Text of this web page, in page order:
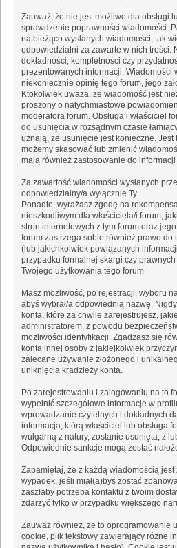
Zauważ, że nie jest możliwe dla obsługi
sprawdzenie poprawności wiadomości.
na bieżąco wysłanych wiadomości, tak
odpowiedzialni za zawarte w nich treści.
dokładności, kompletności czy
prezentowanych informacji. Wiadomości
niekoniecznie opinię tego forum, jego
Ktokolwiek uważa, że wiadomość jest
proszony o natychmiastowe
moderatora forum. Obsługa i właściciel
do usunięcia w rozsądnym czasie
uznają, że usunięcie jest konieczne. Jest
możemy skasować lub zmienić
mają również zastosowanie do
Za zawartość wiadomości wysłanych
odpowiedzialny/a wyłącznie Ty.
Ponadto, wyrażasz zgodę na
nieszkodliwym dla właściciela/i forum,
stron internetowych z tym forum oraz
forum zastrzega sobie również prawo do
(lub jakichkolwiek powiązanych
przypadku formalnej skargi czy
Twojego użytkowania tego forum.
Masz możliwość, po rejestracji, wyboru
abyś wybrał/a odpowiednią nazwę.
konta, które za chwile zarejestrujesz,
administratorem, z powodu
możliwości identyfikacji. Zgadzasz się
konta innej osoby z jakiejkolwiek
zalecane używanie złożonego i
uniknięcia kradzieży konta.
Po zarejestrowaniu i zalogowaniu na to
wypełnić szczegółowe informacje w
wprowadzanie czytelnych i dokładnych
informacja, którą właściciel lub obsługa
wulgarną z natury, zostanie usunięta, z
Odpowiednie sankcje mogą zostać
Zapamiętaj, że z każdą wiadomością
wypadek, jeśli miał(a)byś zostać
zaszłaby potrzeba kontaktu z twoim
zdarzyć tylko w przypadku większego
Zauważ również, że to oprogramowanie
cookie, plik tekstowy zawierający różne